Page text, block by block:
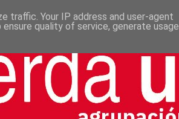
traffic. Your IP address and user-agent
quality of service, generate usage